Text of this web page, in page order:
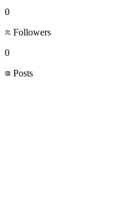
0
Followers
0
Posts